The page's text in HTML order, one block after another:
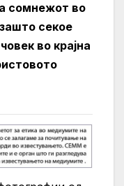
сомнежот во
секое
во крајна